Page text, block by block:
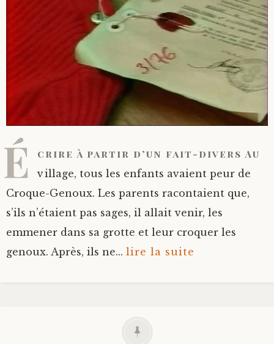
É crire à partir d’un fait-divers Au
village, tous les enfants avaient peur de
Croque-Genoux. Les parents racontaient que,
s’ils n’étaient pas sages, il allait venir, les
emmener dans sa grotte et leur croquer les
genoux. Après, ils ne... lire la suite